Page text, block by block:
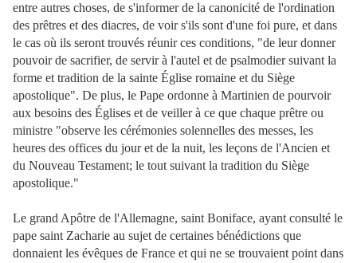
entre autres choses, de s'informer de la canonicité de l'ordination
des prêtres et des diacres, de voir s'ils sont d'une foi pure, et dans
le cas où ils seront trouvés réunir ces conditions, "de leur donner
pouvoir de sacrifier, de servir à l'autel et de psalmodier suivant la
forme et tradition de la sainte Église romaine et du Siège
apostolique". De plus, le Pape ordonne à Martinien de pourvoir
aux besoins des Églises et de veiller à ce que chaque prêtre ou
ministre "observe les cérémonies solennelles des messes, les
heures des offices du jour et de la nuit, les leçons de l'Ancien et
du Nouveau Testament; le tout suivant la tradition du Siège
apostolique."
Le grand Apôtre de l'Allemagne, saint Boniface, ayant consulté le
pape saint Zacharie au sujet de certaines bénédictions que
donnaient les évêques de France et qui ne se trouvaient point dans